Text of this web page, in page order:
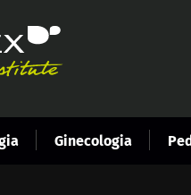
Ginecologia